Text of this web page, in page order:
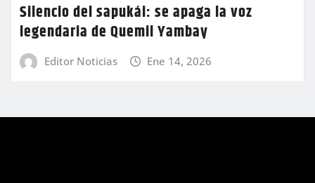
Silencio del sapukái: se apaga la voz
legendaria de Quemil Yambay
Editor Noticias Ene 14, 2026